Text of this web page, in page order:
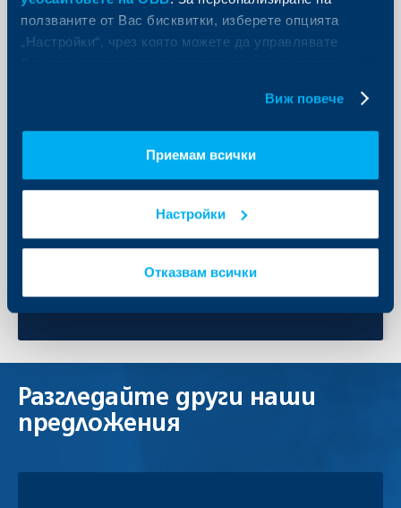
ползваните от Вас бисквитки, изберете опцията
„Настройки“, чрез която можете да управлявате
Виж повече
Приемам всички
Настройки
Отказвам всички
Обадете ни се
Национална линия
+3592 811 20 99
Дистанционно кандидатстване за кредитни продукти
Разгледайте други наши
предложения